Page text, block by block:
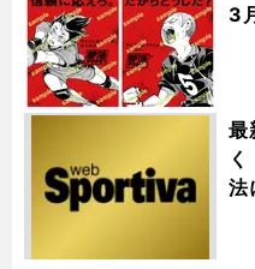
3
最
法